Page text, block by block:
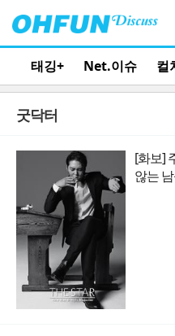
태깅+ Net.이슈 컬
굿닥터
[화보]
않는